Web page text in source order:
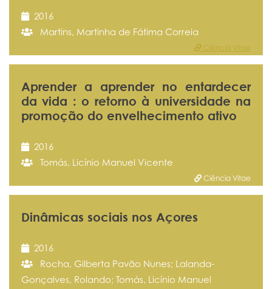
2016
Martins, Martinha de Fátima Correia
Ciência Vitae
Aprender a aprender no entardecer
da vida : o retorno à universidade na
promoção do envelhecimento ativo
2016
Tomás, Licínio Manuel Vicente
Ciência Vitae
Dinâmicas sociais nos Açores
2016
Rocha, Gilberta Pavão Nunes; Lalanda-
Gonçalves, Rolando; Tomás, Licínio Manuel